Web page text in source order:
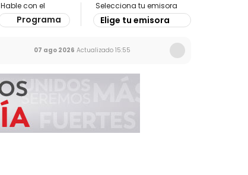
Hable con el
Programa
Selecciona tu emisora
Elige tu emisora
07 ago 2026 Actualizado 15:55